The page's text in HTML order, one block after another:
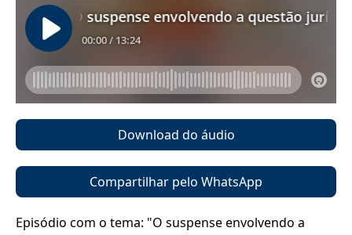
Download do áudio
Compartilhar pelo WhatsApp
Episódio com o tema: "O suspense envolvendo a